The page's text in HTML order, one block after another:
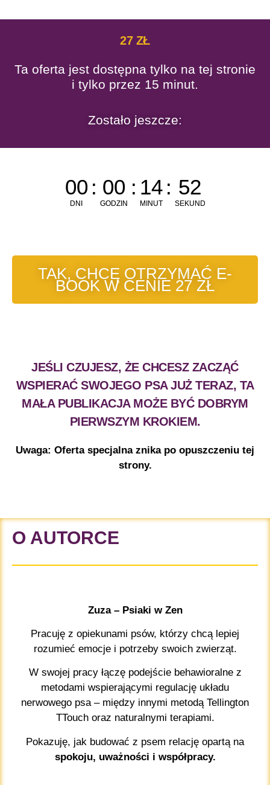
27 ZŁ
Ta oferta jest dostępna tylko na tej stronie
i tylko przez 15 minut.
Zostało jeszcze:
00
DNI
: 00
GODZIN
: 14
MINUT
: 52
SEKUND
TAK, CHCĘ OTRZYMAĆ E-
BOOK W CENIE 27 ZŁ
JEŚLI CZUJESZ, ŻE CHCESZ ZACZĄĆ
WSPIERAĆ SWOJEGO PSA JUŻ TERAZ, TA
MAŁA PUBLIKACJA MOŻE BYĆ DOBRYM
PIERWSZYM KROKIEM.
Uwaga: Oferta specjalna znika po opuszczeniu tej
strony.
O AUTORCE
Zuza – Psiaki w Zen
Pracuję z opiekunami psów, którzy chcą lepiej
rozumieć emocje i potrzeby swoich zwierząt.
W swojej pracy łączę podejście behawioralne z
metodami wspierającymi regulację układu
nerwowego psa – między innymi metodą Tellington
TTouch oraz naturalnymi terapiami.
Pokazuję, jak budować z psem relację opartą na
spokoju, uważności i współpracy.